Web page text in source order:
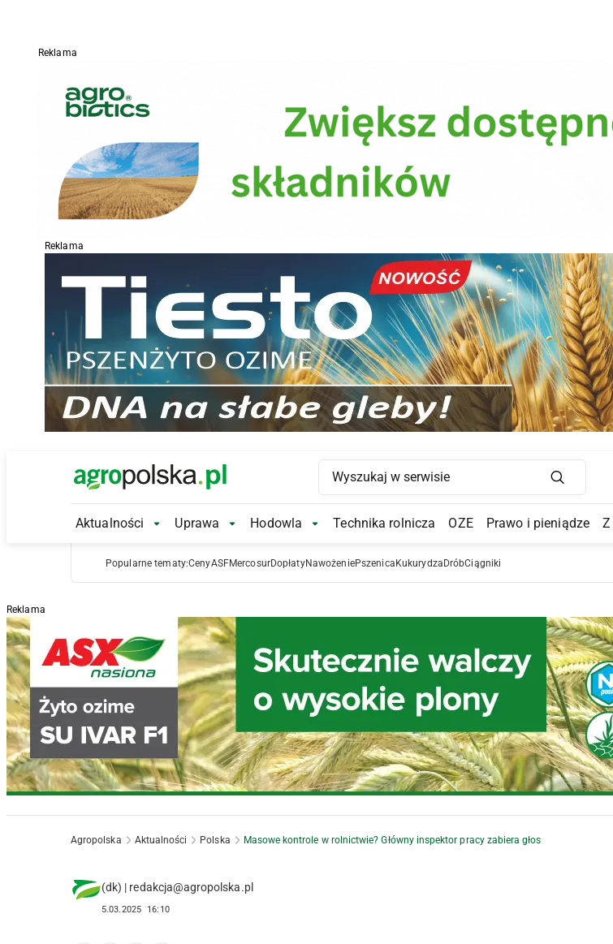
Reklama
Reklama
Main Logo
Main Navigation
Aktualności Aktualności Submenu
Uprawa Uprawa Submenu
Hodowla Hodowla Submenu
Technika rolnicza OZE Prawo i pieniądze
Popularne tematy:CenyASFMercosurDopłatyNawożeniePszenica Kukurydza DróbCiągniki
Reklama
Agropolska Aktualności Polska Masowe kontrole w rolnictwie? Główny inspektor pracy zabiera głos
(dk) | redakcja@agropolska.pl
5.03.2025 16:10